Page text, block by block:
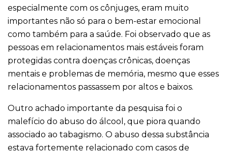
especialmente com os cônjuges, eram muito
importantes não só para o bem-estar emocional
como também para a saúde. Foi observado que as
pessoas em relacionamentos mais estáveis ​​foram
protegidas contra doenças crônicas, doenças
mentais e problemas de memória, mesmo que esses
relacionamentos passassem por altos e baixos.
Outro achado importante da pesquisa foi o
malefício do abuso do álcool, que piora quando
associado ao tabagismo. O abuso dessa substância
estava fortemente relacionado com casos de